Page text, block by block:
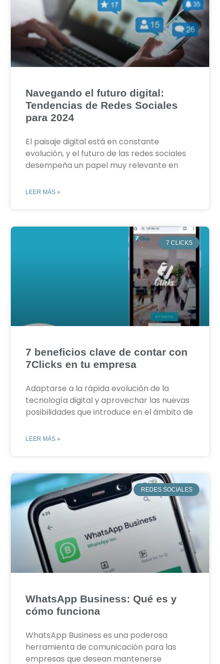
Navegando el futuro digital:
Tendencias de Redes Sociales
para 2024
El paisaje digital está en constante
evolución, y el futuro de las redes sociales
desempeña un papel muy relevante en
LEER MÁS »
7 CLICKS
7 beneficios clave de contar con
7Clicks en tu empresa
Adaptarse a la rápida evolución de la
tecnología digital y aprovechar las nuevas
posibilidades que introduce en el ámbito de
LEER MÁS »
REDES SOCIALES
WhatsApp Business: Qué es y
cómo funciona
WhatsApp Business es una poderosa
herramienta de comunicación para las
empresas que desean mantenerse